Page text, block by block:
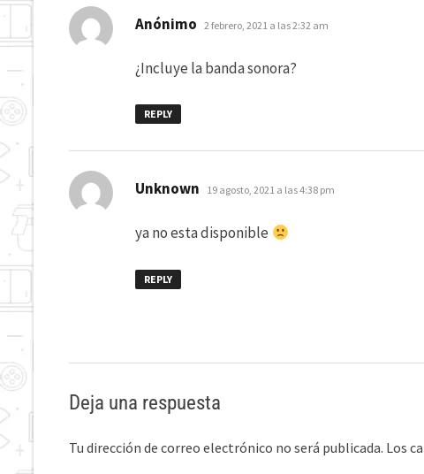
Anónimo dice:
2 febrero, 2021 a las 2:32 am
¿Incluye la banda sonora?
REPLY
Unknown dice:
19 agosto, 2021 a las 4:38 pm
ya no esta disponible
REPLY
Deja una respuesta
Tu dirección de correo electrónico no será publicada. Los